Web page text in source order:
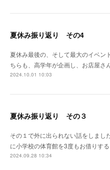
夏休み振り返り その4
夏休み最後の、そして最大のイベン
ちらも、高学年が企画し、お店屋さ
2024.10.01 10:03
夏休み振り返り その３
その１で外に出られない話をしまし
に小学校の体育館を3度もお借りす
2024.09.28 10:34